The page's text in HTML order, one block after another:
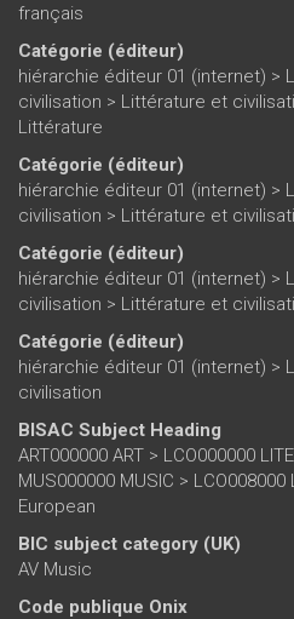
français
Catégorie (éditeur)
hiérarchie éditeur 01 (internet) >
civilisation > Littérature et
Littérature
Catégorie (éditeur)
hiérarchie éditeur 01 (internet) >
civilisation > Littérature et
Catégorie (éditeur)
hiérarchie éditeur 01 (internet) >
civilisation > Littérature et
Catégorie (éditeur)
hiérarchie éditeur 01 (internet) >
civilisation
BISAC Subject Heading
ART000000 ART > LCO000000
MUS000000 MUSIC > LCO008000
European
BIC subject category (UK)
AV Music
Code publique Onix